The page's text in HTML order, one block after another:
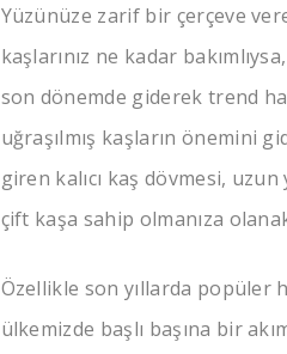
Yüzünüze zarif bir çerçeve
kaşlarınız ne kadar
son dönemde giderek trend
uğraşılmış kaşların önemini
giren kalıcı kaş dövmesi,
çift kaşa sahip olmanıza
Özellikle son yıllarda popüler
ülkemizde başlı başına bir